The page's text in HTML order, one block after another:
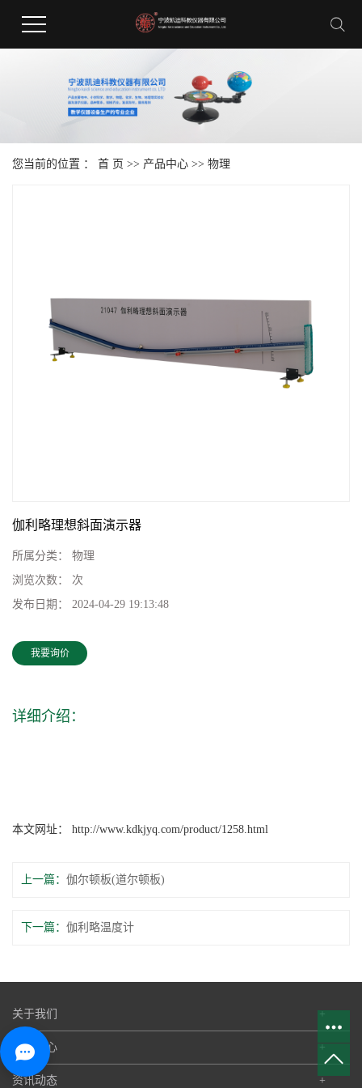
您当前的位置 ： 首 页 >> 产品中心 >> 物理
伽利略理想斜面演示器
所属分类：
物理
浏览次数：
次
发布日期：
2024-04-29 19:13:48
我要询价
详细介绍：
本文网址： http://www.kdkjyq.com/product/1258.html
上一篇： 伽尔顿板(道尔顿板)
下一篇： 伽利略温度计
关于我们 +
产品中心 +
资讯动态 +